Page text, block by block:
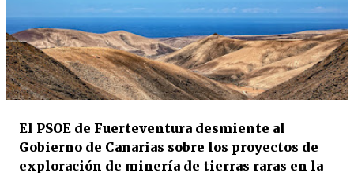
El PSOE de Fuerteventura desmiente al
Gobierno de Canarias sobre los proyectos de
exploración de minería de tierras raras en la